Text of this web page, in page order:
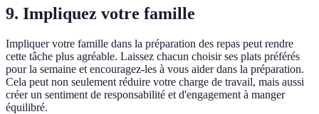
9. Impliquez votre famille
Impliquer votre famille dans la préparation des repas peut rendre
cette tâche plus agréable. Laissez chacun choisir ses plats préférés
pour la semaine et encouragez-les à vous aider dans la préparation.
Cela peut non seulement réduire votre charge de travail, mais aussi
créer un sentiment de responsabilité et d'engagement à manger
équilibré.